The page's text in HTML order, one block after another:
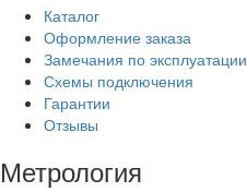
Каталог
Оформление заказа
Замечания по эксплуатации
Схемы подключения
Гарантии
Отзывы
Метрология